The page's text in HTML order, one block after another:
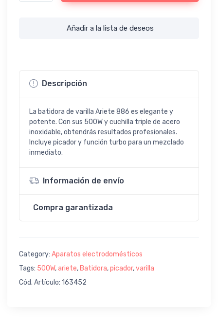
Añadir a la lista de deseos
Descripción
La batidora de varilla Ariete 886 es elegante y
potente. Con sus 500W y cuchilla triple de acero
inoxidable, obtendrás resultados profesionales.
Incluye picador y función turbo para un mezclado
inmediato.
Información de envío
Compra garantizada
Category: Aparatos electrodomésticos
Tags: 500W,ariete, Batidora,picador,varilla
Cód. Artículo: 163452